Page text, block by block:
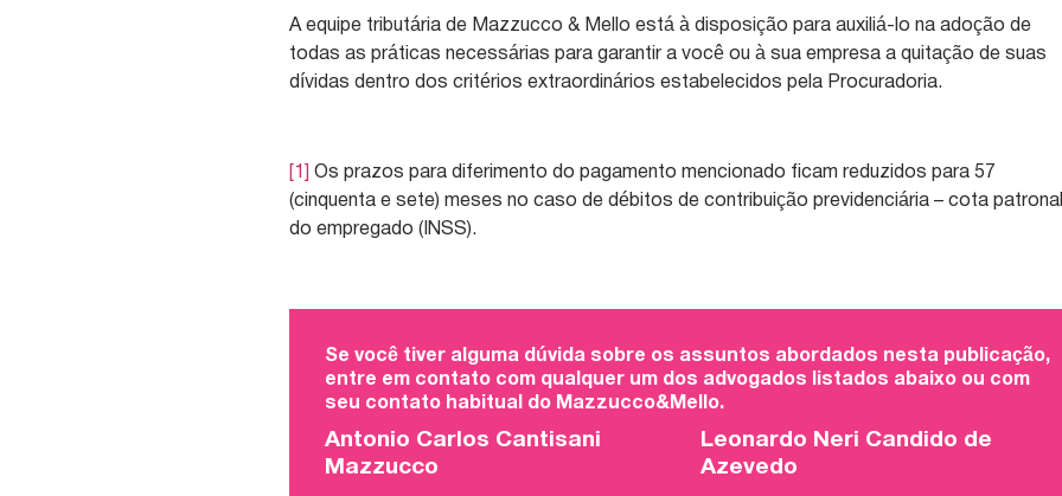
A equipe tributária de Mazzucco & Mello está à disposição para auxiliá-lo na adoção de
todas as práticas necessárias para garantir a você ou à sua empresa a quitação de suas
dívidas dentro dos critérios extraordinários estabelecidos pela Procuradoria.
[1]
Os prazos para diferimento do pagamento mencionado ficam reduzidos para 57
(cinquenta e sete) meses no caso de débitos de contribuição previdenciária – cota
do empregado (INSS).
Se você tiver alguma dúvida sobre os assuntos abordados nesta publicação,
entre em contato com qualquer um dos advogados listados abaixo ou com
seu contato habitual do Mazzucco&Mello.
Antonio Carlos Cantisani
Mazzucco
Leonardo Neri Candido de
Azevedo